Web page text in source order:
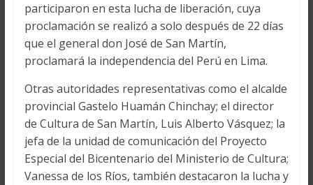
participaron en esta lucha de liberación, cuya
proclamación se realizó a solo después de 22 días
que el general don José de San Martín,
proclamará la independencia del Perú en Lima.
Otras autoridades representativas como el alcalde
provincial Gastelo Huamán Chinchay; el director
de Cultura de San Martín, Luis Alberto Vásquez; la
jefa de la unidad de comunicación del Proyecto
Especial del Bicentenario del Ministerio de Cultura;
Vanessa de los Ríos, también destacaron la lucha y